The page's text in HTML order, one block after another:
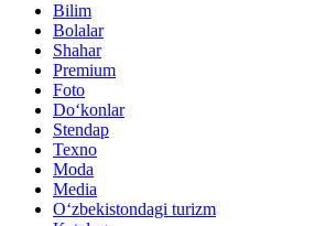
Bilim
Bolalar
Shahar
Premium
Foto
Do‘konlar
Stendap
Texno
Moda
Media
O‘zbekistondagi turizm